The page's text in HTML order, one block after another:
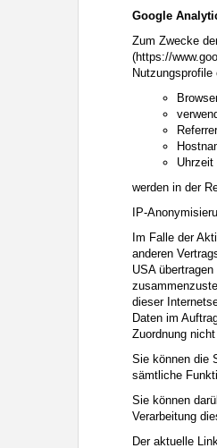
Google
Zum Zwecke
(https://
Uhrzeit
werden in der
IP-
Im Falle der
anderen
USA
dieser
Daten im
Zuordnung
Sie können die
sämtliche
Sie können
Verarbeitung
Der aktuelle